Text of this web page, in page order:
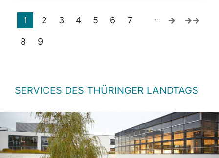
1 2 3 4 5 6 7
8 9
…
SERVICES DES THÜRINGER LANDTAGS